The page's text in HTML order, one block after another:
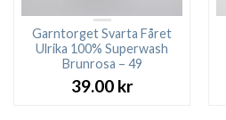
Garntorget Svarta Fåret
Ulrika 100% Superwash
Brunrosa – 49
39.00 kr